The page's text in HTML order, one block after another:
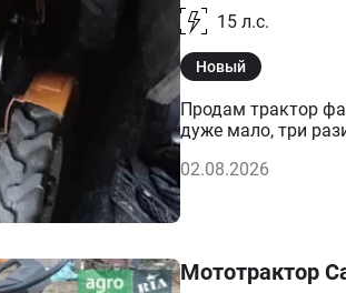
15 л.с.
Новый
Продам трактор
дуже мало, три
02.08.2026
Мототрактор